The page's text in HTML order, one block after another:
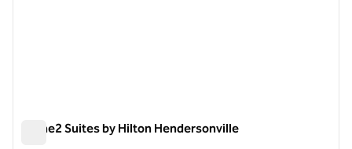
Home2 Suites by Hilton Hendersonville